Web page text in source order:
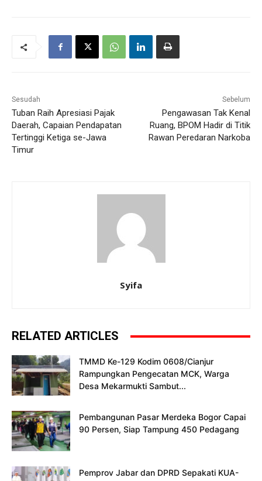
Sesudah
Tuban Raih Apresiasi Pajak
Daerah, Capaian Pendapatan
Tertinggi Ketiga se-Jawa
Timur
Sebelum
Pengawasan Tak Kenal
Ruang, BPOM Hadir di Titik
Rawan Peredaran Narkoba
Syifa
RELATED ARTICLES
TMMD Ke-129 Kodim 0608/Cianjur
Rampungkan Pengecatan MCK, Warga
Desa Mekarmukti Sambut...
Pembangunan Pasar Merdeka Bogor Capai
90 Persen, Siap Tampung 450 Pedagang
Pemprov Jabar dan DPRD Sepakati KUA-